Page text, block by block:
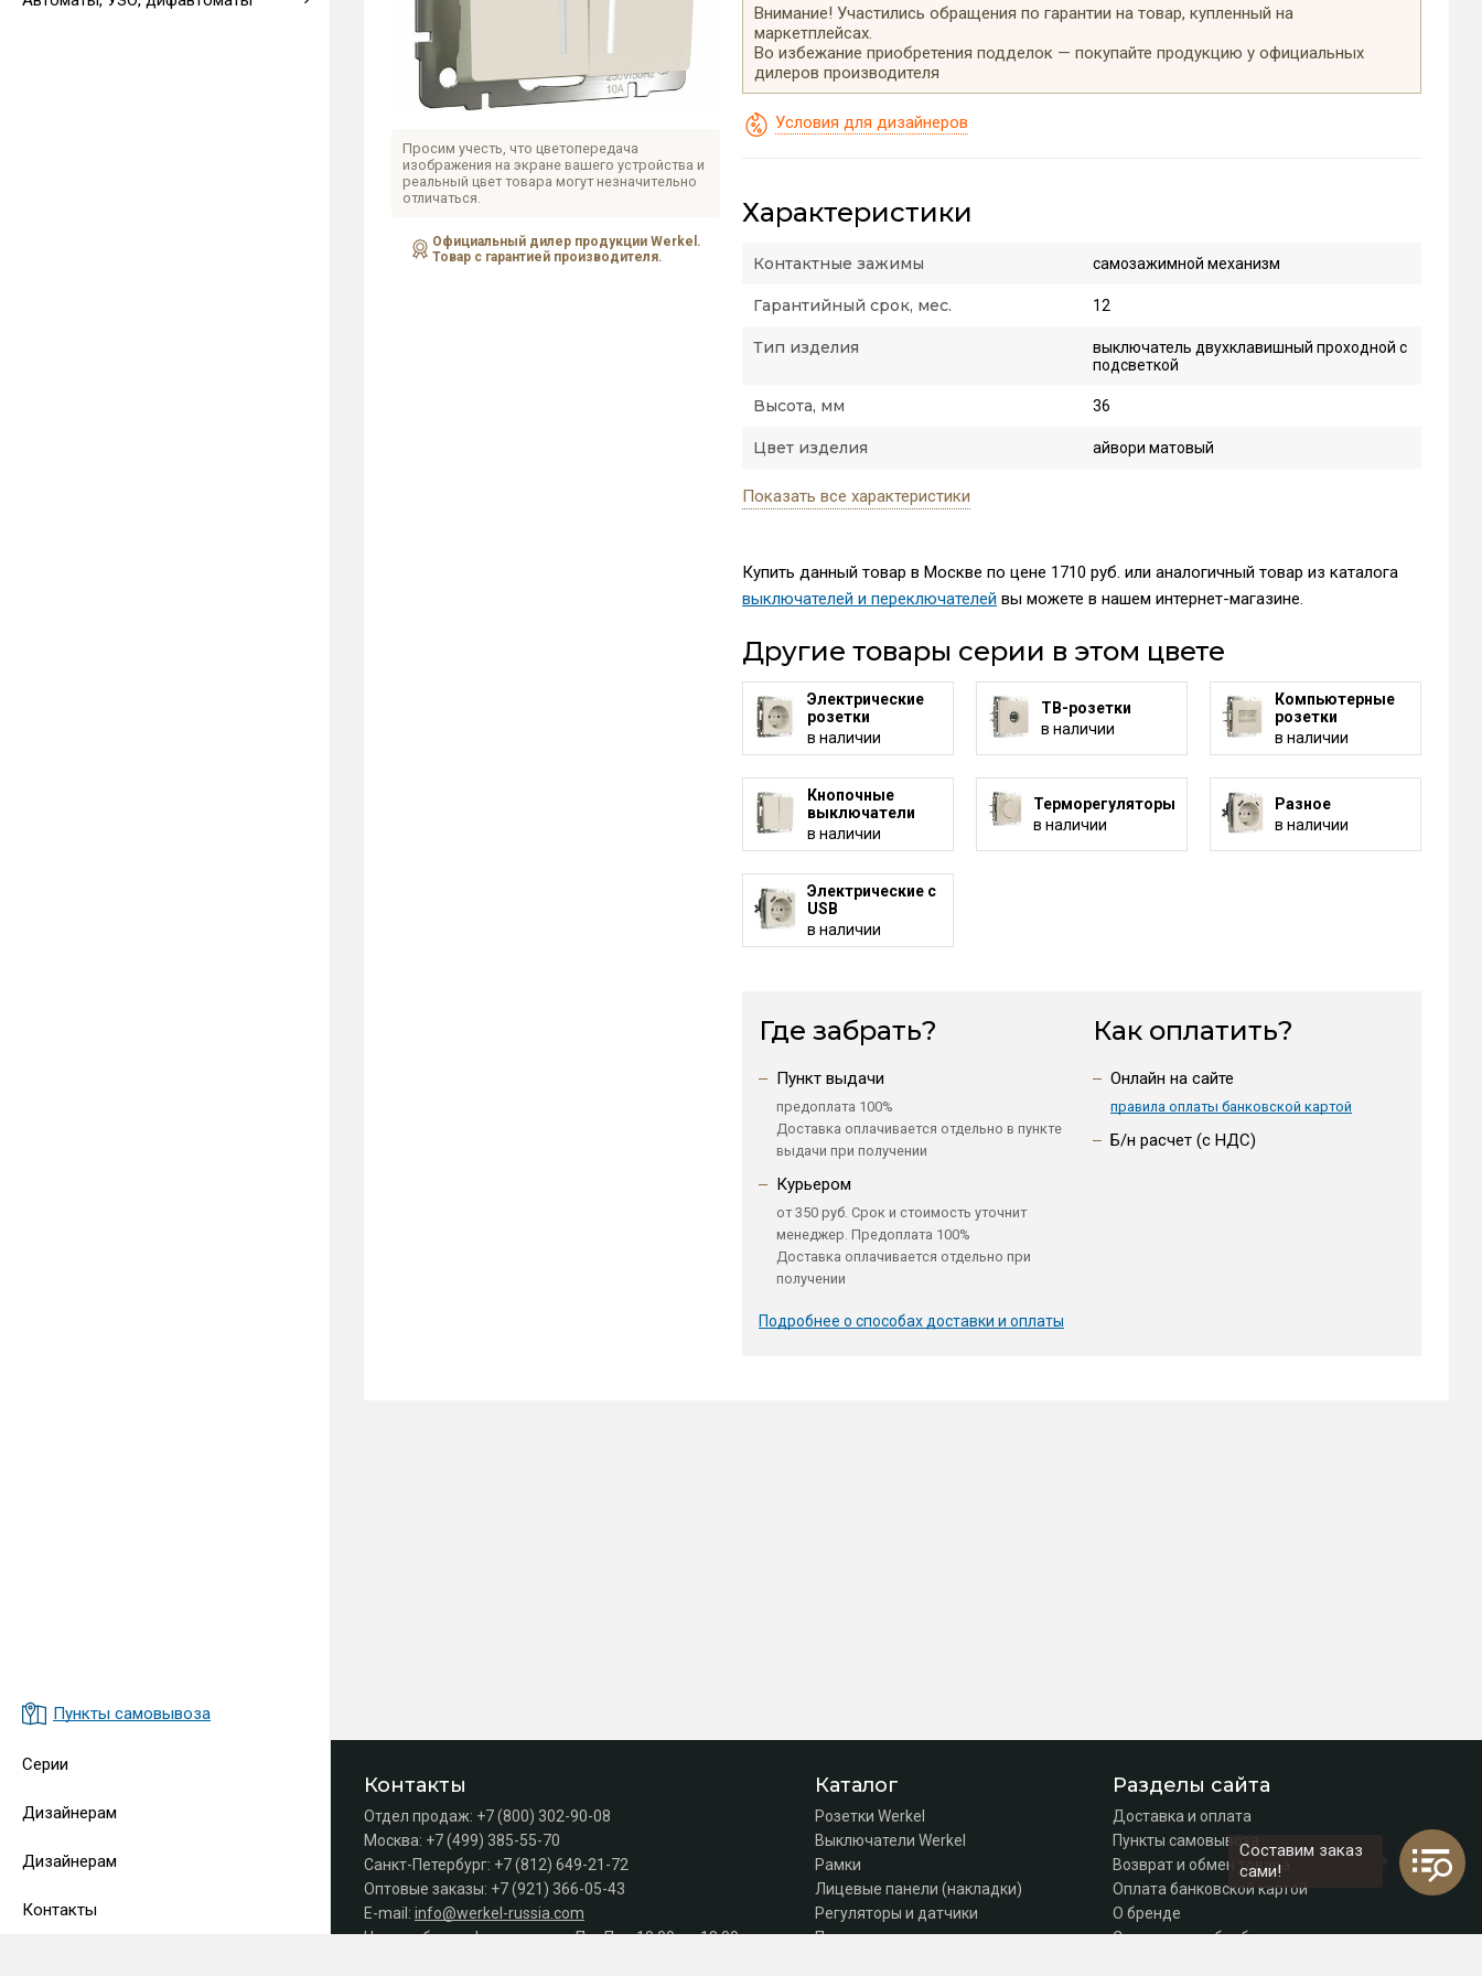
Пункты самовывоза
Серии
Дизайнерам
Дизайнерам
Контакты
Просим учесть, что цветопередача
изображения на экране вашего устройства и
реальный цвет товара могут незначительно
отличаться.
Официальный дилер продукции Werkel.
Товар с гарантией производителя.
Внимание! Участились обращения по гарантии на товар, купленный на
маркетплейсах.
Во избежание приобретения подделок — покупайте продукцию у официальных
дилеров производителя
Условия для дизайнеров
Характеристики
Контактные зажимы самозажимной механизм
Гарантийный срок, мес. 12
Тип изделия
выключатель двухклавишный проходной с
подсветкой
Высота, мм 36
Цвет изделия айвори матовый
Показать все характеристики
Купить данный товар в Москве по цене 1710 руб. или аналогичный товар из каталога
выключателей и переключателей вы можете в нашем интернет-магазине.
Другие товары серии в этом цвете
Электрические
розетки
в наличии
ТВ-розетки
в наличии
Компьютерные
розетки
в наличии
Кнопочные
выключатели
в наличии
Терморегуляторы
в наличии
Разное
в наличии
Электрические с
USB
в наличии
Где забрать?
Пункт выдачи
предоплата 100%
Доставка оплачивается отдельно в пункте
выдачи при получении
Курьером
от 350 руб. Срок и стоимость уточнит
менеджер. Предоплата 100%
Доставка оплачивается отдельно при
получении
Подробнее о способах доставки и оплаты
Как оплатить?
Онлайн на сайте
правила оплаты банковской картой
Б/н расчет (c НДС)
Контакты
Отдел продаж: +7 (800) 302-90-08
Москва: +7 (499) 385-55-70
Санкт-Петербург: +7 (812) 649-21-72
Оптовые заказы: +7 (921) 366-05-43
E-mail: info@werkel-russia.com
Часы работы офиса продаж: Пн–Пт с 10:00 до 18:00
Каталог
Розетки Werkel
Выключатели Werkel
Рамки
Лицевые панели (накладки)
Регуляторы и датчики
Подсветка лестниц
Разделы сайта
Доставка и оплата
Пункты самовывоза
Возврат и обмен товара
Оплата банковской картой
О бренде
Согласие на обработку персональных данных
Составим заказ
сами!